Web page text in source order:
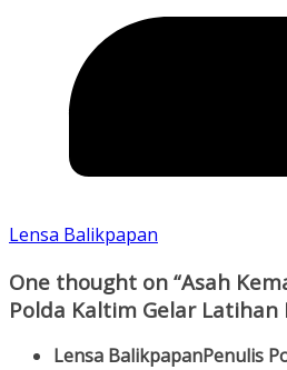
Lensa Balikpapan
One thought on “Asah
Polda Kaltim Gelar Latihan
Lensa BalikpapanPenulis